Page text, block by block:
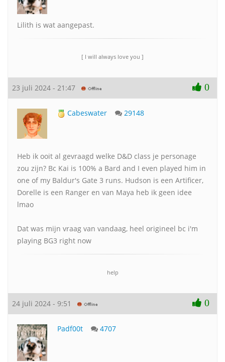
Lilith is wat aangepast.
[ I will always love you ]
23 juli 2024 - 21:47 0
Cabeswater 29148
Heb ik ooit al gevraagd welke D&D class je personage
zou zijn? Bc Kai is 100% a Bard and I even played him in
one of my Baldur's Gate 3 runs. Hudson is een Artificer,
Dorelle is een Ranger en van Maya heb ik geen idee
lmao
Dat was mijn vraag van vandaag, heel origineel bc i'm
playing BG3 right now
help
24 juli 2024 - 9:51 0
Padf00t 4707